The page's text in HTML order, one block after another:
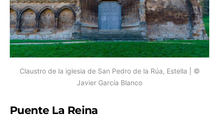
Claustro de la iglesia de San Pedro de la Rúa, Estella | ©
Javier García Blanco
Puente La Reina